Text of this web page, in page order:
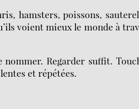
hamsters, poissons,
voient mieux le monde à
nommer. Regarder suffit.
et répétées.